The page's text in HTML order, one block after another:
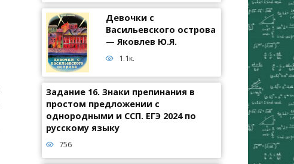
Девочки с
Васильевского острова
— Яковлев Ю.Я.
1.1к.
Задание 16. Знаки препинания в
простом предложении с
однородными и ССП. ЕГЭ 2024 по
русскому языку
756